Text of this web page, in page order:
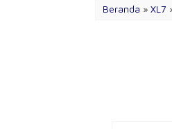
Beranda » XL7